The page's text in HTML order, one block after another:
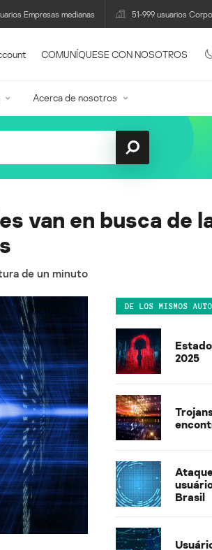
Empresas medianas 51-999 usuarios
COMUNÍQUESE CON NOSOTROS
Acerca de nosotros
van en busca de
de un minuto
DE LOS MISMOS
2025
Brasil